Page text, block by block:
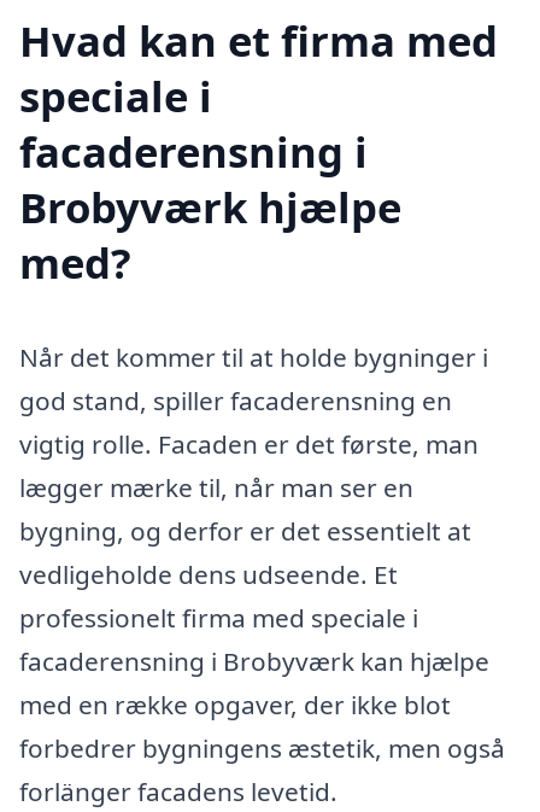
Hvad kan et firma med
speciale i
facaderensning i
Brobyværk hjælpe
med?
Når det kommer til at holde bygninger i
god stand, spiller facaderensning en
vigtig rolle. Facaden er det første, man
lægger mærke til, når man ser en
bygning, og derfor er det essentielt at
vedligeholde dens udseende. Et
professionelt firma med speciale i
facaderensning i Brobyværk kan hjælpe
med en række opgaver, der ikke blot
forbedrer bygningens æstetik, men også
forlänger facadens levetid.